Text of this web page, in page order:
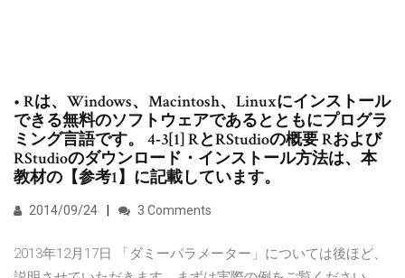
• Rは、Windows、Macintosh、Linuxにインストール
できる無料のソフトウェアであるとともにプログラ
ミング言語です。 4‐3[1] RとRStudioの概要 Rおよび
RStudioのダウンロード・インストール方法は、本
教材の【参考1】に記載しています。
2014/09/24 3 Comments
2013年12月17日 「ダミーパラメーター」については後ほど、